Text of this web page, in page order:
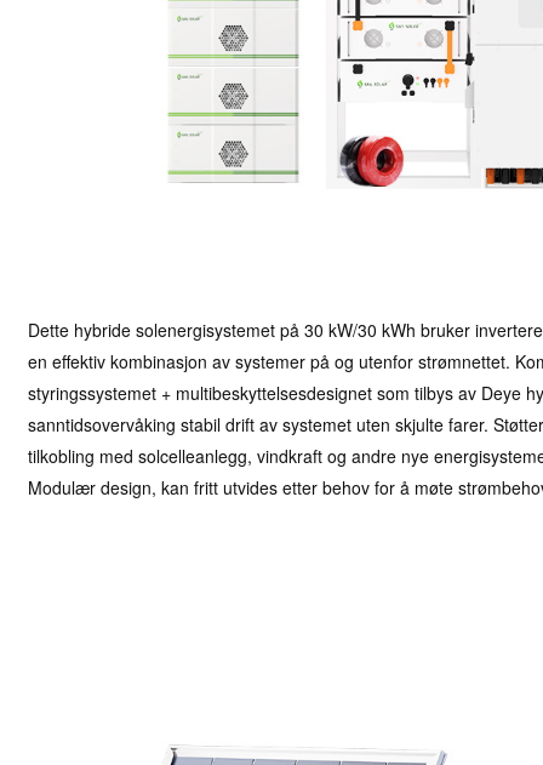
Dette hybride solenergisystemet på 30 kW/30 kWh bruker
en effektiv kombinasjon av systemer på og utenfor strømnettet.
styringssystemet + multibeskyttelsesdesignet som tilbys av Deye
sanntidsovervåking stabil drift av systemet uten skjulte farer.
tilkobling med solcelleanlegg, vindkraft og andre nye
Modulær design, kan fritt utvides etter behov for å møte